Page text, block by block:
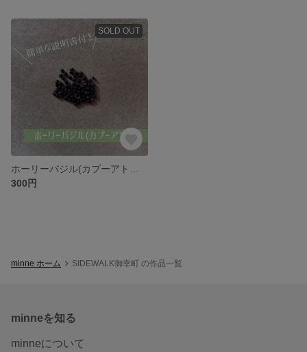
SOLD OUT
300円
minne ホーム SIDEWALK御幸町 の作品一覧
minneを知る
minneについて